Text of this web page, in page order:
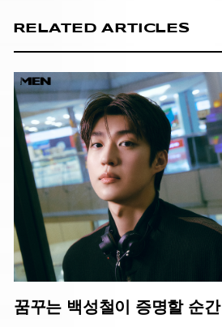
RELATED ARTICLES
꿈꾸는 백성철이 증명할 순간